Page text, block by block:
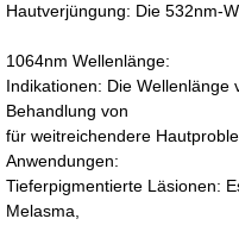
Hautverjüngung: Die 532nm-
1064nm Wellenlänge:
Indikationen: Die
Behandlung von
für weitreichendere
Anwendungen:
Tieferpigmentierte Läsionen:
Melasma,